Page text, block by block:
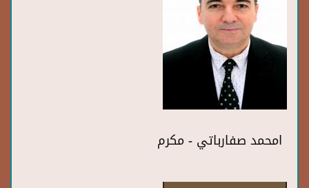
امحمد صفارباتي - مكرم